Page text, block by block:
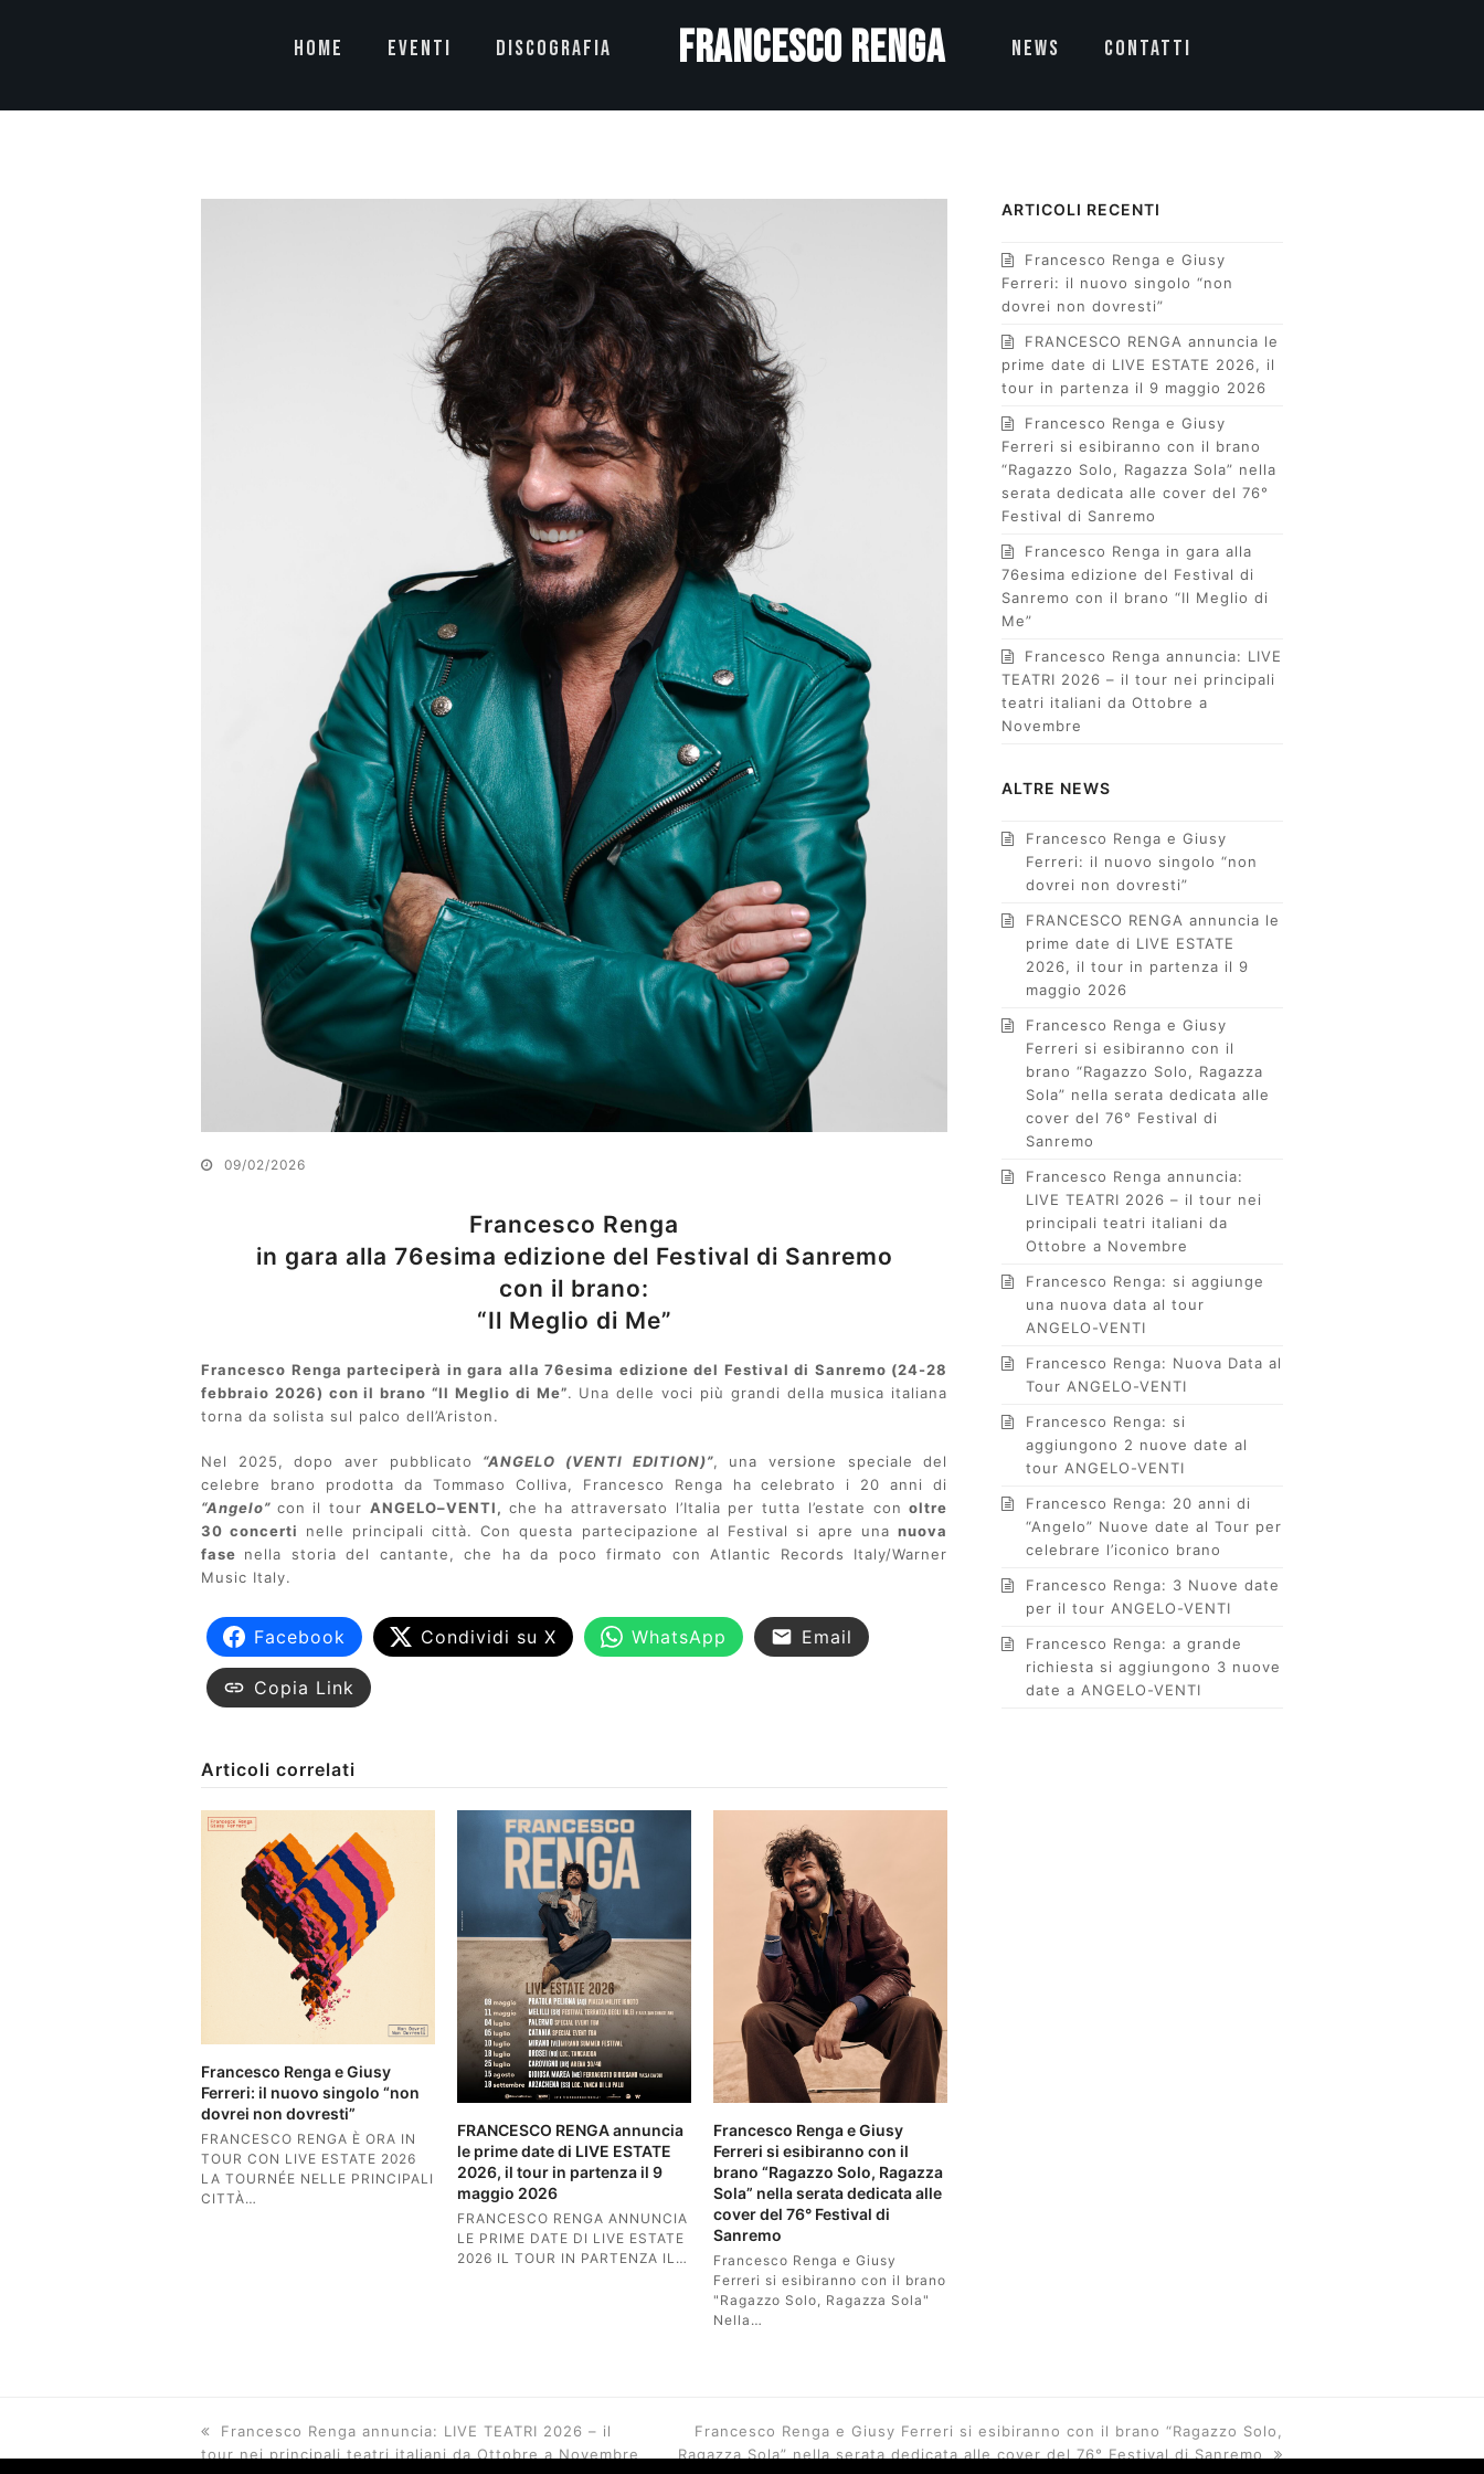
HOME EVENTI DISCOGRAFIA Francesco Renga NEWS CONTATTI
09/02/2026
Francesco Renga
in gara alla 76esima edizione del Festival di Sanremo
con il brano:
“Il Meglio di Me”
Francesco Renga parteciperà in gara alla 76esima edizione del Festival di Sanremo (24-28
febbraio 2026) con il brano “Il Meglio di Me”. Una delle voci più grandi della musica italiana
torna da solista sul palco dell’Ariston.
Nel 2025, dopo aver pubblicato “ANGELO (VENTI EDITION)”, una versione speciale del
celebre brano prodotta da Tommaso Colliva, Francesco Renga ha celebrato i 20 anni di
“Angelo” con il tour ANGELO–VENTI, che ha attraversato l’Italia per tutta l’estate conoltre
30 concerti nelle principali città. Con questa partecipazione al Festival si apre unanuova
fase nella storia del cantante, che ha da poco firmato con Atlantic Records Italy/Warner
Music Italy.
Facebook Condividi su X WhatsApp Email
Copia Link
Articoli correlati
Francesco Renga e Giusy
Ferreri: il nuovo singolo “non
dovrei non dovresti”
FRANCESCO RENGA È ORA IN
TOUR CON LIVE ESTATE 2026
LA TOURNÉE NELLE PRINCIPALI
CITTÀ…
FRANCESCO RENGA annuncia
le prime date di LIVE ESTATE
2026, il tour in partenza il 9
maggio 2026
FRANCESCO RENGA ANNUNCIA
LE PRIME DATE DI LIVE ESTATE
2026 IL TOUR IN PARTENZA IL…
Francesco Renga e Giusy
Ferreri si esibiranno con il
brano “Ragazzo Solo, Ragazza
Sola” nella serata dedicata alle
cover del 76° Festival di
Sanremo
Francesco Renga e Giusy
Ferreri si esibiranno con il brano
"Ragazzo Solo, Ragazza Sola"
Nella…
ARTICOLI RECENTI
Francesco Renga e Giusy
Ferreri: il nuovo singolo “non
dovrei non dovresti”
FRANCESCO RENGA annuncia le
prime date di LIVE ESTATE 2026, il
tour in partenza il 9 maggio 2026
Francesco Renga e Giusy
Ferreri si esibiranno con il brano
“Ragazzo Solo, Ragazza Sola” nella
serata dedicata alle cover del 76°
Festival di Sanremo
Francesco Renga in gara alla
76esima edizione del Festival di
Sanremo con il brano “Il Meglio di
Me”
Francesco Renga annuncia: LIVE
TEATRI 2026 – il tour nei principali
teatri italiani da Ottobre a
Novembre
ALTRE NEWS
Francesco Renga e Giusy
Ferreri: il nuovo singolo “non
dovrei non dovresti”
FRANCESCO RENGA annuncia le
prime date di LIVE ESTATE
2026, il tour in partenza il 9
maggio 2026
Francesco Renga e Giusy
Ferreri si esibiranno con il
brano “Ragazzo Solo, Ragazza
Sola” nella serata dedicata alle
cover del 76° Festival di
Sanremo
Francesco Renga annuncia:
LIVE TEATRI 2026 – il tour nei
principali teatri italiani da
Ottobre a Novembre
Francesco Renga: si aggiunge
una nuova data al tour
ANGELO-VENTI
Francesco Renga: Nuova Data al
Tour ANGELO-VENTI
Francesco Renga: si
aggiungono 2 nuove date al
tour ANGELO-VENTI
Francesco Renga: 20 anni di
“Angelo” Nuove date al Tour per
celebrare l’iconico brano
Francesco Renga: 3 Nuove date
per il tour ANGELO-VENTI
Francesco Renga: a grande
richiesta si aggiungono 3 nuove
date a ANGELO-VENTI
previous
post:
Francesco Renga annuncia: LIVE TEATRI 2026 – il
tour nei principali teatri italiani da Ottobre a Novembre
next
post:
Francesco Renga e Giusy Ferreri si esibiranno con il brano “Ragazzo Solo,
Ragazza Sola” nella serata dedicata alle cover del 76° Festival di Sanremo